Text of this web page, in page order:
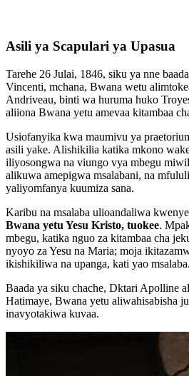
Asili ya Scapulari ya Upasua
Tarehe 26 Julai, 1846, siku ya nne
Vincenti, mchana, Bwana wetu
Andriveau, binti wa huruma huko
aliiona Bwana yetu amevaa kitambaa
Usiofanyika kwa maumivu ya
asili yake. Alishikilia katika mkono
iliyosongwa na viungo vya mbegu
alikuwa amepigwa msalabani, na
yaliyomfanya kuumiza sana.
Karibu na msalaba ulioandaliwa kwenye
Bwana yetu Yesu Kristo, tuokee.
mbegu, katika nguo za kitambaa cha
nyoyo za Yesu na Maria; moja
ikishikiliwa na upanga, kati yao msalaba.
Baada ya siku chache, Dktari Apolline
Hatimaye, Bwana yetu aliwahisabisha
inavyotakiwa kuvaa.